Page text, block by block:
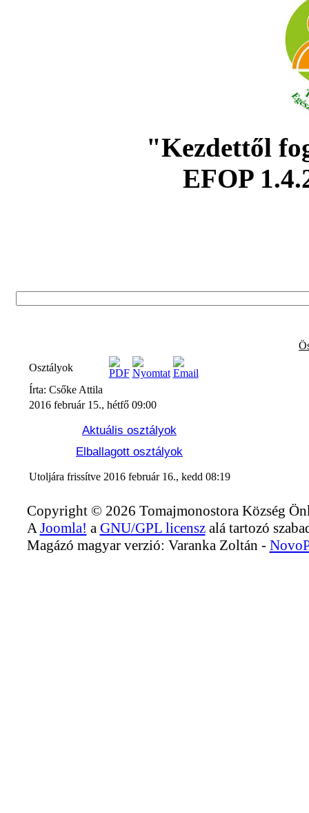
"Kezdettől
EFOP
Osztályok
Írta: Csőke Attila
2016 február 15., hétfő 09:00
Aktuális osztályok
Elballagott osztályok
Utoljára frissítve 2016 február 16., kedd 08:19
Copyright © 2026 Tomajmonostora Község
A Joomla! a GNU/GPL licenszalá tartozó
Magázó magyar verzió: Varanka Zoltán -